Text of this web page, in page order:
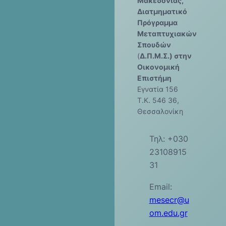
Διατμηματικό
Πρόγραμμα
Μεταπτυχιακών
Σπουδών
(Δ.Π.Μ.Σ.) στην
Οικονομική
Επιστήμη
Εγνατία 156
Τ.Κ. 546 36,
Θεσσαλονίκη
Τηλ: +030
23108915
31
Email:
mesecr@u
om.edu.gr